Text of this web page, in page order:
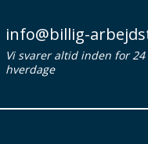
info@billig-
Vi svarer altid inden for
hverdage